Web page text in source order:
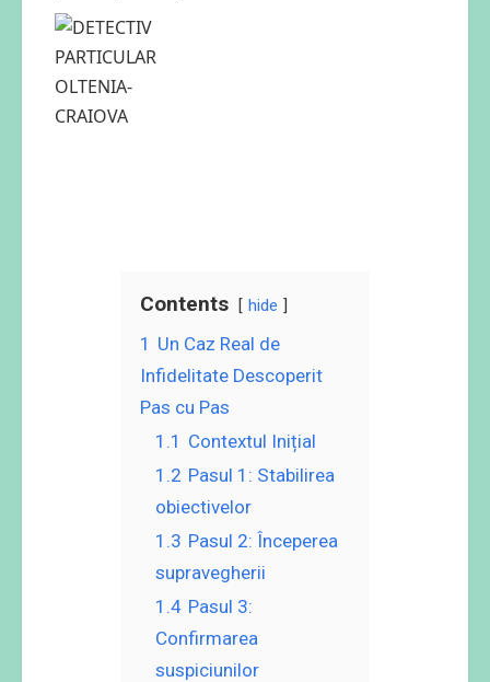
Contents hide
1 Un Caz Real de
Infidelitate Descoperit
Pas cu Pas
1.1 Contextul Inițial
1.2 Pasul 1: Stabilirea
obiectivelor
1.3 Pasul 2: Începerea
supravegherii
1.4 Pasul 3:
Confirmarea
suspiciunilor